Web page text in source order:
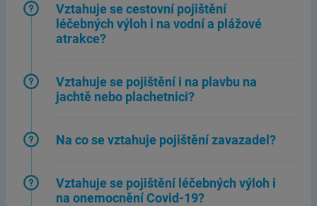
Vztahuje se cestovní pojištění
léčebných výloh i na vodní a plážové
atrakce?
Vztahuje se pojištění i na plavbu na
jachtě nebo plachetnici?
Na co se vztahuje pojištění zavazadel?
Vztahuje se pojištění léčebných výloh i
na onemocnění Covid-19?